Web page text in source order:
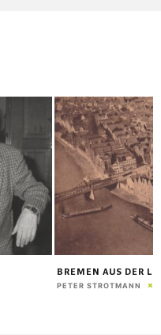
BREMEN AUS DER
PETER STROTMANN